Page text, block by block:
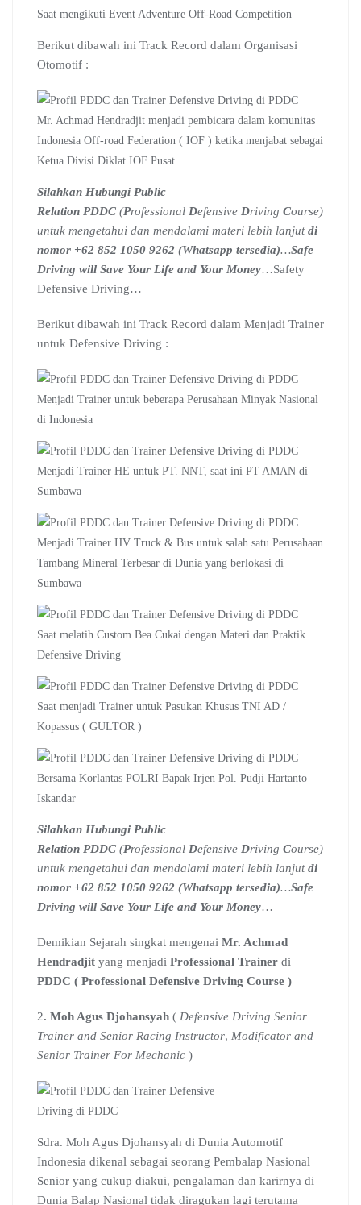
Saat mengikuti Event Adventure Off-Road Competition
Berikut dibawah ini Track Record dalam Organisasi
Otomotif :
Mr. Achmad Hendradjit menjadi pembicara dalam komunitas
Indonesia Off-road Federation ( IOF ) ketika menjabat sebagai
Ketua Divisi Diklat IOF Pusat
Silahkan Hubungi Public
Relation PDDC (Professional Defensive Driving Course)
untuk mengetahui dan mendalami materi lebih lanjutdi
nomor +62 852 1050 9262 (Whatsapp tersedia)…Safe
Driving will Save Your Life and Your Money…Safety
Defensive Driving…
Berikut dibawah ini Track Record dalam Menjadi Trainer
untuk Defensive Driving :
Menjadi Trainer untuk beberapa Perusahaan Minyak Nasional
di Indonesia
Menjadi Trainer HE untuk PT. NNT, saat ini PT AMAN di
Sumbawa
Menjadi Trainer HV Truck & Bus untuk salah satu Perusahaan
Tambang Mineral Terbesar di Dunia yang berlokasi di
Sumbawa
Saat melatih Custom Bea Cukai dengan Materi dan Praktik
Defensive Driving
Saat menjadi Trainer untuk Pasukan Khusus TNI AD /
Kopassus ( GULTOR )
Bersama Korlantas POLRI Bapak Irjen Pol. Pudji Hartanto
Iskandar
Silahkan Hubungi Public
Relation PDDC (Professional Defensive Driving Course)
untuk mengetahui dan mendalami materi lebih lanjutdi
nomor +62 852 1050 9262 (Whatsapp tersedia)…Safe
Driving will Save Your Life and Your Money…
Demikian Sejarah singkat mengenai Mr. Achmad
Hendradjit yang menjadi Professional Trainer di
PDDC ( Professional Defensive Driving Course )
2. Moh Agus Djohansyah ( Defensive Driving Senior
Trainer and Senior Racing Instructor, Modificator and
Senior Trainer For Mechanic )
Sdra. Moh Agus Djohansyah di Dunia Automotif
Indonesia dikenal sebagai seorang Pembalap Nasional
Senior yang cukup diakui, pengalaman dan karirnya di
Dunia Balap Nasional tidak diragukan lagi terutama